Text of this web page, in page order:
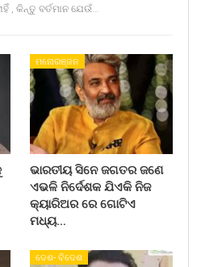
, କିନ୍ତୁ ବର୍ତମାନ ଯେଉଁ…
ମନୋରଞ୍ଜନ
ଭାରତୀୟ ସିନେ ଜଗତର ଜଣେ
ଏଭଳି ନିର୍ଦେଶକ ଯିଏକି ନିଜ
କ୍ୟାରିଅର ରେ ଗୋଟିଏ
ମଧ୍ୟ…
ଦେଶ- ବିଦେଶ